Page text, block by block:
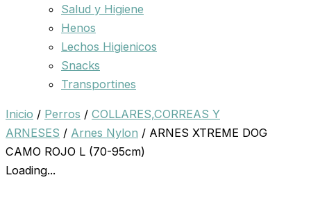
Salud y Higiene
Henos
Lechos Higienicos
Snacks
Transportines
Inicio / Perros / COLLARES,CORREAS Y
ARNESES / Arnes Nylon / ARNES XTREME DOG
CAMO ROJO L (70-95cm)
Loading...